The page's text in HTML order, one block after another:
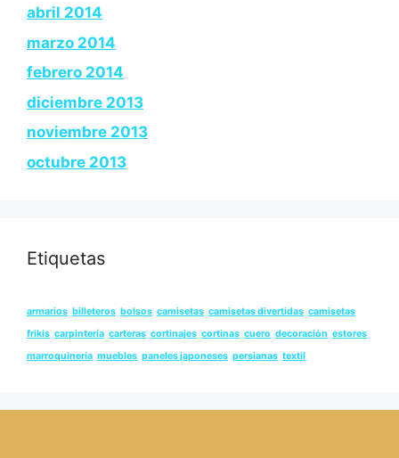
abril 2014
marzo 2014
febrero 2014
diciembre 2013
noviembre 2013
octubre 2013
Etiquetas
armarios billeteros bolsos camisetas camisetas divertidas camisetas
frikis carpintería carteras cortinajes cortinas cuero decoración estores
marroquinería muebles paneles japoneses persianas textil